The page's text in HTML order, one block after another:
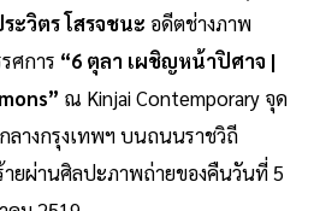
ะวิตร โสรจชนะ อดีตช่างภาพ
ศการ “6 ตุลา เผชิญหน้าปิศาจ |
ณ Kinjai Contemporary จุด
ลางกรุงเทพฯ บนถนนราชวิถี
ายผ่านศิลปะภาพถ่ายของคืนวันที่ 5